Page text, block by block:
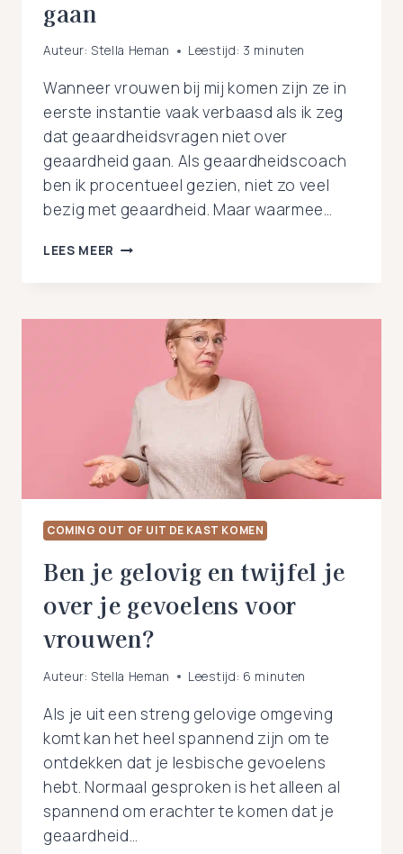
gaan
Auteur: Stella Heman Leestijd: 3 minuten
Wanneer vrouwen bij mij komen zijn ze in
eerste instantie vaak verbaasd als ik zeg
dat geaardheidsvragen niet over
geaardheid gaan. Als geaardheidscoach
ben ik procentueel gezien, niet zo veel
bezig met geaardheid. Maar waarmee…
LEES MEER ONTDEK
ALTIJD
GEAARDHEID
COMING OUT OF UIT DE KAST KOMEN
Ben je gelovig en twijfel je
over je gevoelens voor
vrouwen?
Auteur: Stella Heman Leestijd: 6 minuten
Als je uit een streng gelovige omgeving
komt kan het heel spannend zijn om te
ontdekken dat je lesbische gevoelens
hebt. Normaal gesproken is het alleen al
spannend om erachter te komen dat je
geaardheid…